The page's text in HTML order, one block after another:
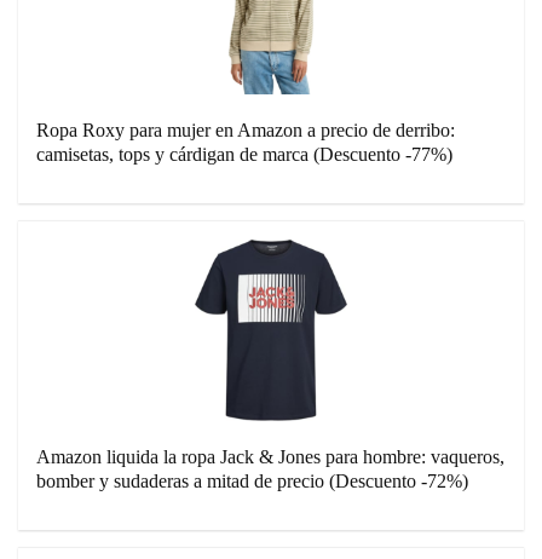
Ropa Roxy para mujer en Amazon a precio de derribo:
camisetas, tops y cárdigan de marca (Descuento -77%)
Amazon liquida la ropa Jack & Jones para hombre: vaqueros,
bomber y sudaderas a mitad de precio (Descuento -72%)